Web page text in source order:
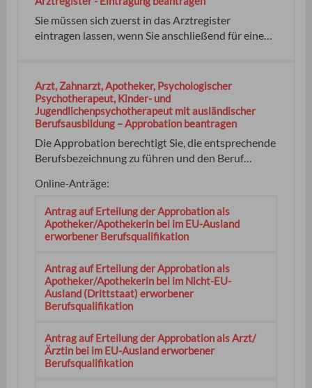
daher von einem Arzt oder einer Ärztin gründlich
auf ihren Gesundheitszustand untersuchen lassen.
Die Untersuchung soll gewährleisten, dass die
entwicklungsmäßig nicht gewachsen sind.
Sie müssen sich zuerst in das Arztregister
eintragen lassen, wenn Sie anschließend für eine
Eintragung als Psychotherapeutin oder
Psychotherapeut müssen Sie Keine keine keiner
Arzt, Zahnarzt, Apotheker, Psychologischer
Psychotherapeut, Kinder- und
Jugendlichenpsychotherapeut mit ausländischer
Berufsausbildung – Approbation beantragen
Die Approbation berechtigt Sie, die entsprechende
Berufsbezeichnung zu führen und den Beruf
zunächst eine zeitlich und fachlich eingeschränkte
Berufserlaubnis erhalten.
Landesanerkennungsstelle für Gesundheitsberufe
(LAfG) im Regierungspräsidium Stuttgart
Online-Anträge:
Antrag auf Erteilung der Approbation als
Apotheker/Apothekerin bei im EU-Ausland
erworbener Berufsqualifikation
Antrag auf Erteilung der Approbation als
Apotheker/Apothekerin bei im Nicht-EU-
Ausland (Drittstaat) erworbener
Berufsqualifikation
Antrag auf Erteilung der Approbation als Arzt/
Ärztin bei im EU-Ausland erworbener
Berufsqualifikation